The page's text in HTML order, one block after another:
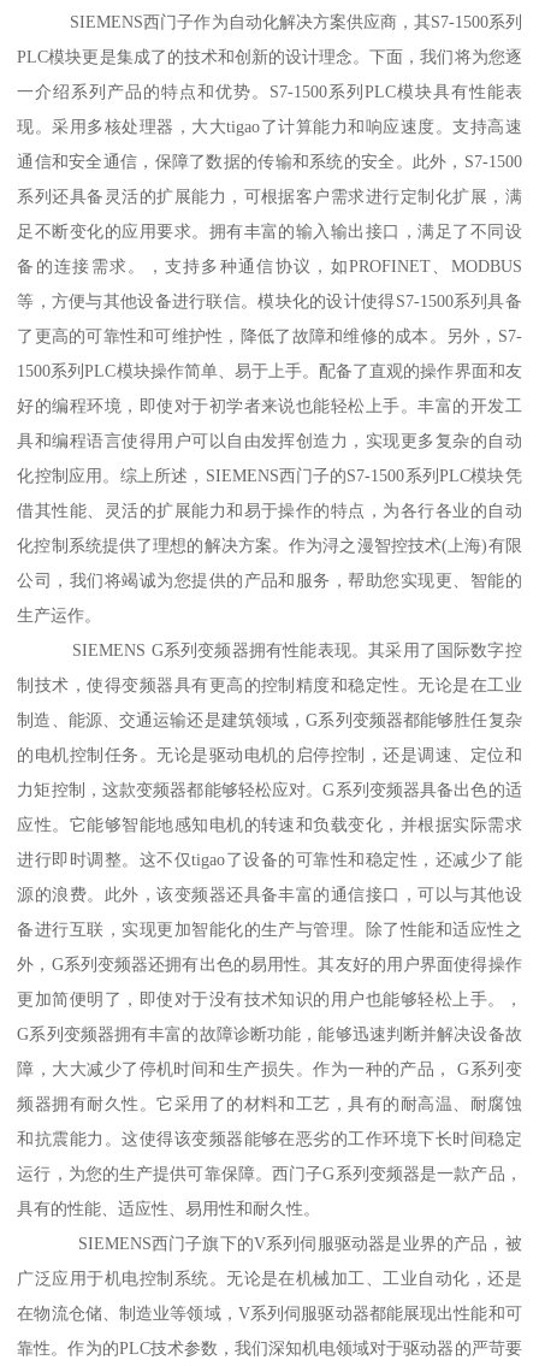
SIEMENS西门子作为自动化解决方案供应商，其S7-1500系列
PLC模块更是集成了的技术和创新的设计理念。下面，我们将为您逐
一介绍系列产品的特点和优势。S7-1500系列PLC模块具有性能表
现。采用多核处理器，大大tigao了计算能力和响应速度。支持高速
通信和安全通信，保障了数据的传输和系统的安全。此外，S7-1500
系列还具备灵活的扩展能力，可根据客户需求进行定制化扩展，满
足不断变化的应用要求。拥有丰富的输入输出接口，满足了不同设
备的连接需求。，支持多种通信协议，如PROFINET、MODBUS
等，方便与其他设备进行联信。模块化的设计使得S7-1500系列具备
了更高的可靠性和可维护性，降低了故障和维修的成本。另外，S7-
1500系列PLC模块操作简单、易于上手。配备了直观的操作界面和友
好的编程环境，即使对于初学者来说也能轻松上手。丰富的开发工
具和编程语言使得用户可以自由发挥创造力，实现更多复杂的自动
化控制应用。综上所述，SIEMENS西门子的S7-1500系列PLC模块凭
借其性能、灵活的扩展能力和易于操作的特点，为各行各业的自动
化控制系统提供了理想的解决方案。作为浔之漫智控技术(上海)有限
公司，我们将竭诚为您提供的产品和服务，帮助您实现更、智能的
生产运作。
SIEMENS G系列变频器拥有性能表现。其采用了国际数字控
制技术，使得变频器具有更高的控制精度和稳定性。无论是在工业
制造、能源、交通运输还是建筑领域，G系列变频器都能够胜任复杂
的电机控制任务。无论是驱动电机的启停控制，还是调速、定位和
力矩控制，这款变频器都能够轻松应对。G系列变频器具备出色的适
应性。它能够智能地感知电机的转速和负载变化，并根据实际需求
进行即时调整。这不仅tigao了设备的可靠性和稳定性，还减少了能
源的浪费。此外，该变频器还具备丰富的通信接口，可以与其他设
备进行互联，实现更加智能化的生产与管理。除了性能和适应性之
外，G系列变频器还拥有出色的易用性。其友好的用户界面使得操作
更加简便明了，即使对于没有技术知识的用户也能够轻松上手。，
G系列变频器拥有丰富的故障诊断功能，能够迅速判断并解决设备故
障，大大减少了停机时间和生产损失。作为一种的产品， G系列变
频器拥有耐久性。它采用了的材料和工艺，具有的耐高温、耐腐蚀
和抗震能力。这使得该变频器能够在恶劣的工作环境下长时间稳定
运行，为您的生产提供可靠保障。西门子G系列变频器是一款产品，
具有的性能、适应性、易用性和耐久性。
SIEMENS西门子旗下的V系列伺服驱动器是业界的产品，被
广泛应用于机电控制系统。无论是在机械加工、工业自动化，还是
在物流仓储、制造业等领域，V系列伺服驱动器都能展现出性能和可
靠性。作为的PLC技术参数，我们深知机电领域对于驱动器的严苛要